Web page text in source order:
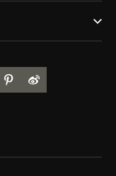
PINTEREST
WEIBO